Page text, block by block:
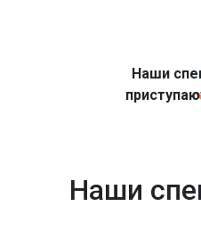
Наши
Наши